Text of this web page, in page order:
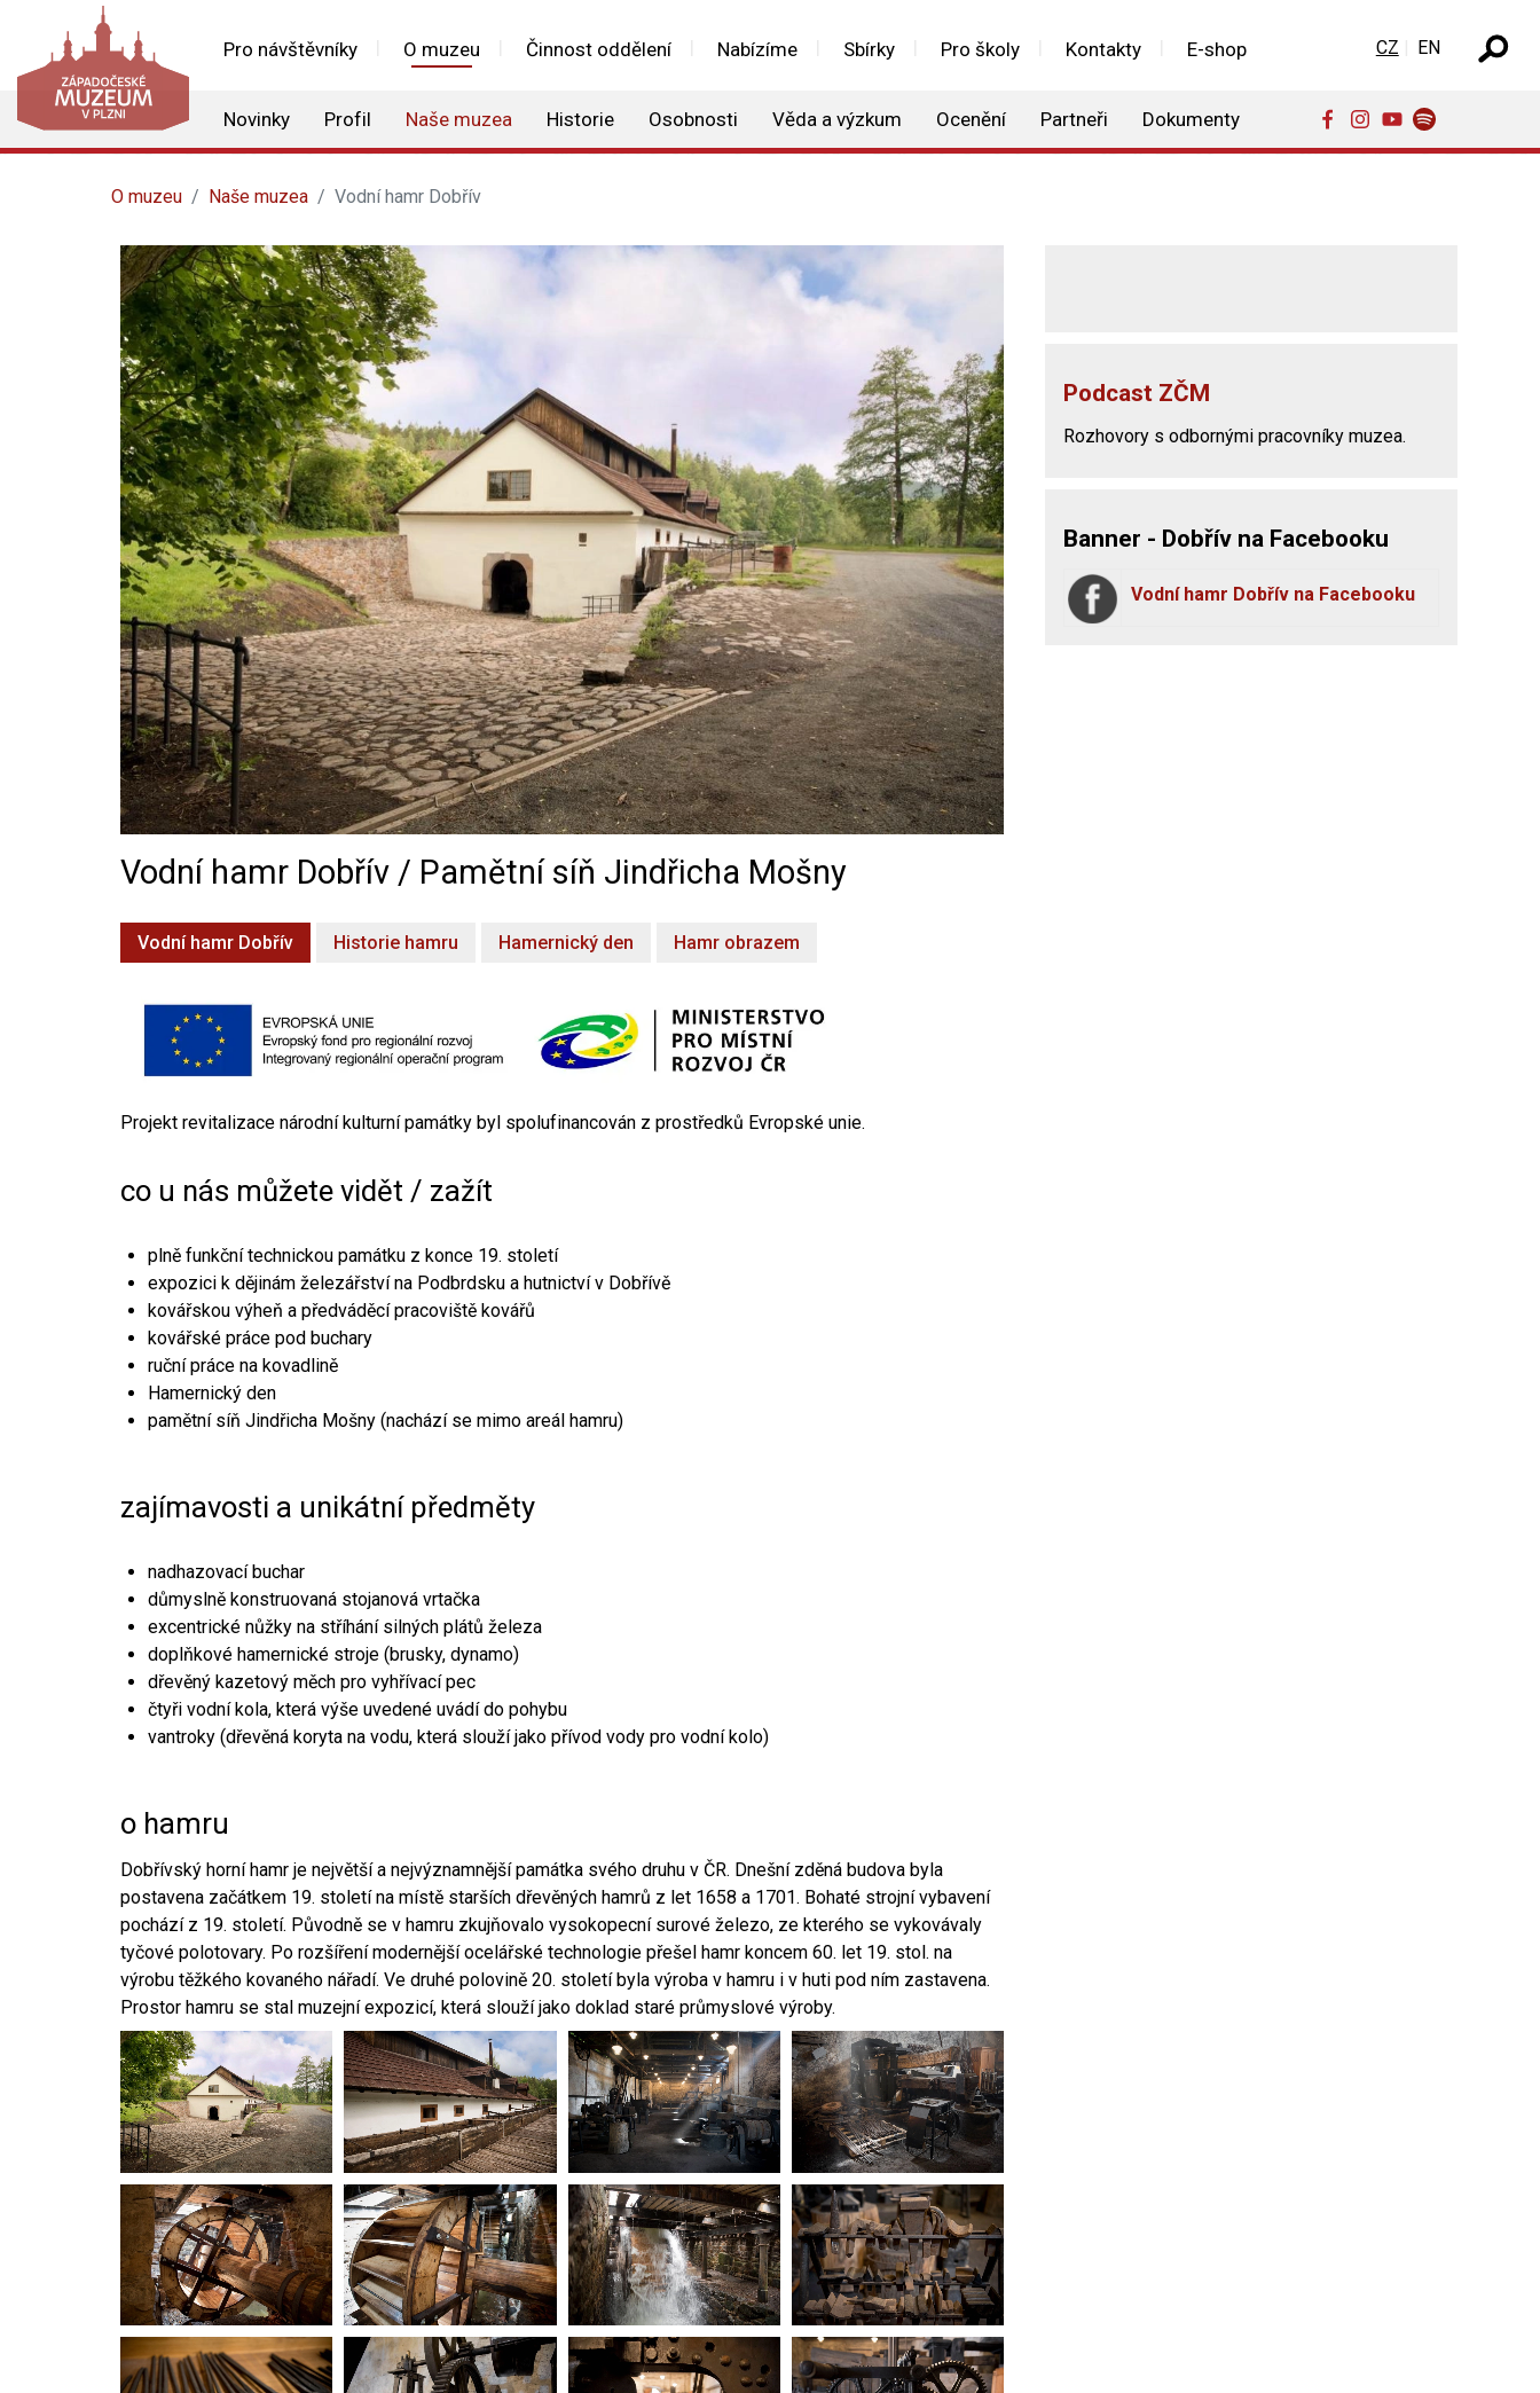
Pro návštěvníky O muzeu Činnost oddělení Nabízíme Sbírky Pro školy Kontakty E-shop
Novinky Profil Naše muzea Historie Osobnosti Věda a výzkum Ocenění Partneři Dokumenty
Zvolte jazyk
CZ EN
O muzeu Naše muzea Vodní hamr Dobřív
Vodní hamr Dobřív / Pamětní síň Jindřicha Mošny
Vodní hamr Dobřív Historie hamru Hamernický den Hamr obrazem
Projekt revitalizace národní kulturní památky byl spolufinancován z prostředků Evropské unie.
co u nás můžete vidět / zažít
plně funkční technickou památku z konce 19. století
expozici k dějinám železářství na Podbrdsku a hutnictví v Dobřívě
kovářskou výheň a předváděcí pracoviště kovářů
kovářské práce pod buchary
ruční práce na kovadlině
Hamernický den
pamětní síň Jindřicha Mošny (nachází se mimo areál hamru)
zajímavosti a unikátní předměty
nadhazovací buchar
důmyslně konstruovaná stojanová vrtačka
excentrické nůžky na stříhání silných plátů železa
doplňkové hamernické stroje (brusky, dynamo)
dřevěný kazetový měch pro vyhřívací pec
čtyři vodní kola, která výše uvedené uvádí do pohybu
vantroky (dřevěná koryta na vodu, která slouží jako přívod vody pro vodní kolo)
o hamru
Dobřívský horní hamr je největší a nejvýznamnější památka svého druhu v ČR. Dnešní zděná budova byla
postavena začátkem 19. století na místě starších dřevěných hamrů z let 1658 a 1701. Bohaté strojní vybavení
pochází z 19. století. Původně se v hamru zkujňovalo vysokopecní surové železo, ze kterého se vykovávaly
tyčové polotovary. Po rozšíření modernější ocelářské technologie přešel hamr koncem 60. let 19. stol. na
výrobu těžkého kovaného nářadí. Ve druhé polovině 20. století byla výroba v hamru i v huti pod ním zastavena.
Prostor hamru se stal muzejní expozicí, která slouží jako doklad staré průmyslové výroby.
Podcast ZČM
Rozhovory s odbornými pracovníky muzea.
Banner - Dobřív na Facebooku
Vodní hamr Dobřív na Facebooku